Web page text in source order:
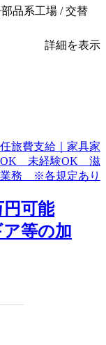
品系工場 / 交替
詳細を表示
可能
等の加